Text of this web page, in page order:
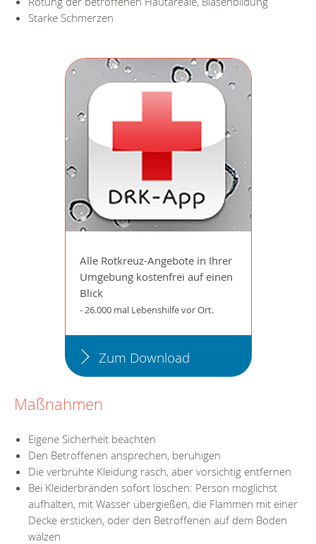
Starke Schmerzen
Alle Rotkreuz-Angebote in Ihrer
Umgebung kostenfrei auf einen
Blick
- 26.000 mal Lebenshilfe vor Ort.
Zum Download
Maßnahmen
Eigene Sicherheit beachten
Den Betroffenen ansprechen, beruhigen
Die verbrühte Kleidung rasch, aber vorsichtig entfernen
Bei Kleiderbränden sofort löschen: Person möglichst
aufhalten, mit Wasser übergießen, die Flammen mit einer
Decke ersticken, oder den Betroffenen auf dem Boden
wälzen